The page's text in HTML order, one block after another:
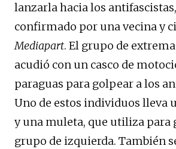
lanzarla hacia los
confirmado por una vecina y
Mediapart. El grupo de
acudió con un casco de
paraguas para golpear a los
Uno de estos individuos lleva
y una muleta, que utiliza para
grupo de izquierda. También